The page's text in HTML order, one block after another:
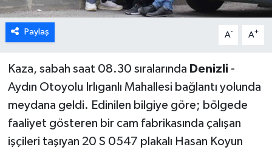
Paylaş A- A+
Kaza, sabah saat 08.30 sıralarında Denizli-
Aydın Otoyolu Irlıganlı Mahallesi bağlantı yolunda
meydana geldi. Edinilen bilgiye göre; bölgede
faaliyet gösteren bir cam fabrikasında çalışan
işçileri taşıyan 20 S 0547 plakalı Hasan Koyun